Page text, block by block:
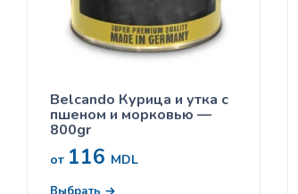
Belcando Курица и утка с
пшеном и морковью —
800gr
от 116 MDL